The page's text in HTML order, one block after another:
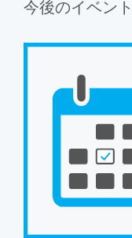
今後のイベント